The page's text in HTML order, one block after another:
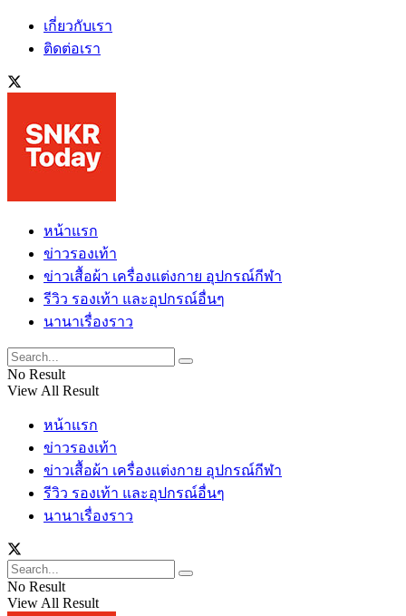
เกี่ยวกับเรา
ติดต่อเรา
หน้าแรก
ข่าวรองเท้า
ข่าวเสื้อผ้า เครื่องแต่งกาย อุปกรณ์กีฬา
รีวิว รองเท้า และอุปกรณ์อื่นๆ
นานาเรื่องราว
No Result
View All Result
หน้าแรก
ข่าวรองเท้า
ข่าวเสื้อผ้า เครื่องแต่งกาย อุปกรณ์กีฬา
รีวิว รองเท้า และอุปกรณ์อื่นๆ
นานาเรื่องราว
No Result
View All Result